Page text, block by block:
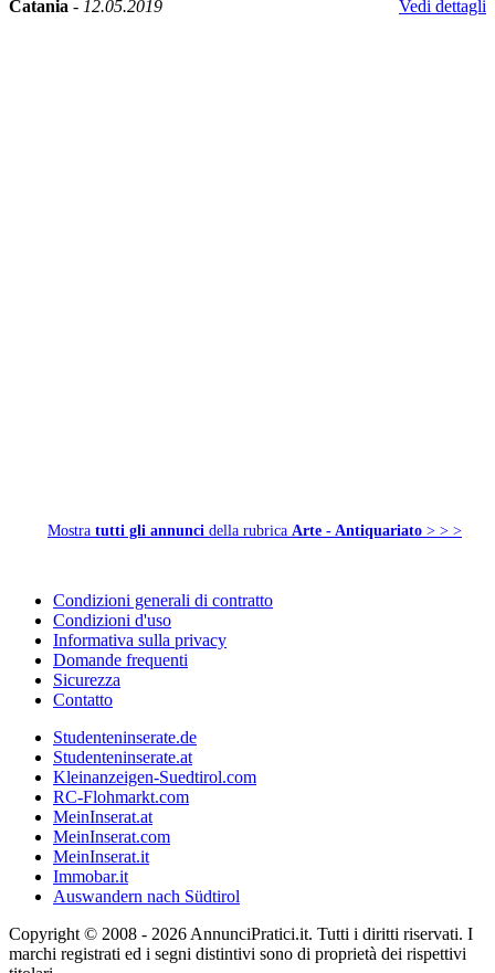
Catania - 12.05.2019 Vedi dettagli
Mostra tutti gli annunci della rubrica Arte - Antiquariato > > >
Condizioni generali di contratto
Condizioni d'uso
Informativa sulla privacy
Domande frequenti
Sicurezza
Contatto
Studenteninserate.de
Studenteninserate.at
Kleinanzeigen-Suedtirol.com
RC-Flohmarkt.com
MeinInserat.at
MeinInserat.com
MeinInserat.it
Immobar.it
Auswandern nach Südtirol
Copyright © 2008 - 2026 AnnunciPratici.it. Tutti i diritti riservati. I
marchi registrati ed i segni distintivi sono di proprietà dei rispettivi